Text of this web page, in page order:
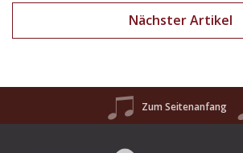
Nächster Artikel
Zum Seitenanfang